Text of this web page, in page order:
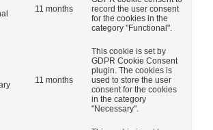
11 months
record the user consent
for the cookies in the
category "Functional".
11 months
This cookie is set by
GDPR Cookie Consent
plugin. The cookies is
used to store the user
consent for the cookies
in the category
"Necessary".